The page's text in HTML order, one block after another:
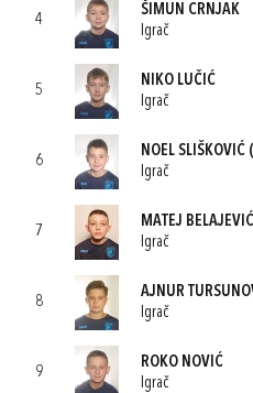
4
ŠIMUN CRNJAK
Igrač
5
NIKO LUČIĆ
Igrač
6
NOEL SLIŠKOVIĆ
Igrač
7
MATEJ BELAJEVIĆ
Igrač
8
AJNUR
Igrač
9
ROKO NOVIĆ
Igrač